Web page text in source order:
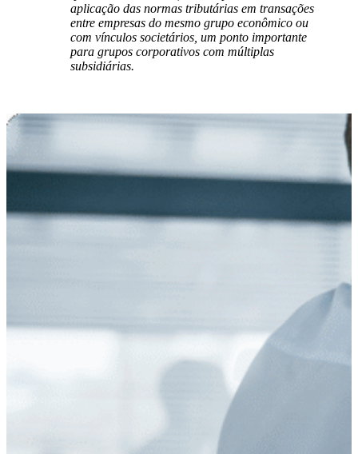
aplicação das normas tributárias em transações
entre empresas do mesmo grupo econômico ou
com vínculos societários, um ponto importante
para grupos corporativos com múltiplas
subsidiárias.